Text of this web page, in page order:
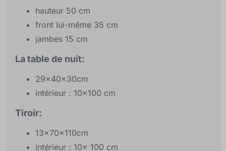
hauteur 50 cm
front lui-même 35 cm
jambes 15 cm
La table de nuit:
29x40x30cm
intérieur : 10x100 cm
Tiroir:
13x70x110cm
intérieur : 10x 100 cm